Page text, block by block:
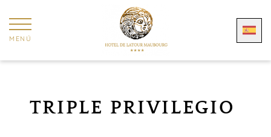
MENÚ
TRIPLE PRIVILEGIO